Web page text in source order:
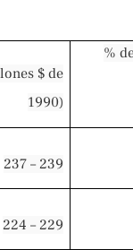
$ de
1990)
%
237 – 239
224 – 229